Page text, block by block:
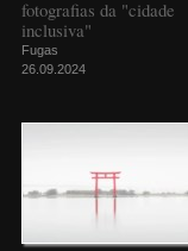
fotografias da "cidade
inclusiva"
Fugas
26.09.2024